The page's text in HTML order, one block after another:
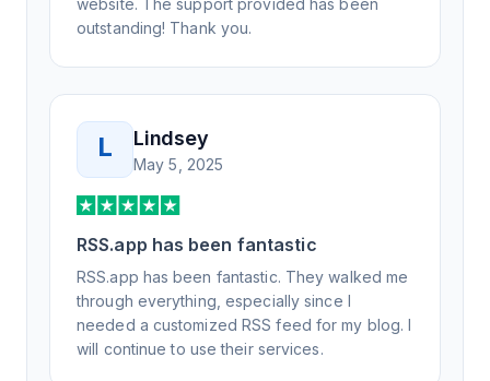
website. The support provided has been
outstanding! Thank you.
L Lindsey
May 5, 2025
RSS.app has been fantastic
RSS.app has been fantastic. They walked me
through everything, especially since I
needed a customized RSS feed for my blog. I
will continue to use their services.